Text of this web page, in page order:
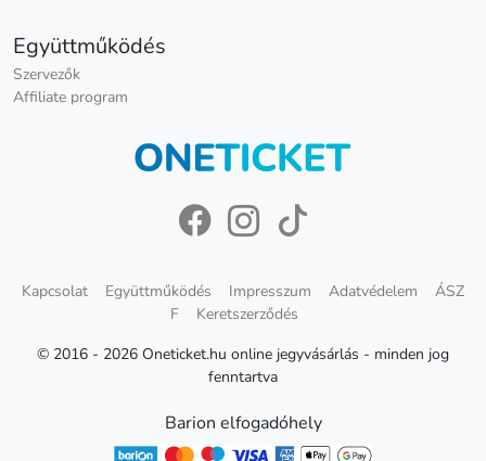
Együttműködés
Szervezők
Affiliate program
Kapcsolat Együttműködés Impresszum Adatvédelem
ÁSZ
F
Keretszerződés
© 2016 - 2026 Oneticket.hu online jegyvásárlás - minden jog
fenntartva
Barion elfogadóhely